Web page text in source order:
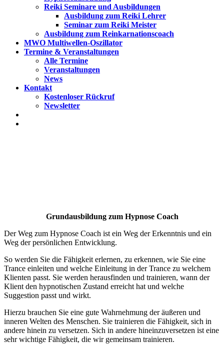
Reiki Seminare und Ausbildungen
Ausbildung zum Reiki Lehrer
Seminar zum Reiki Meister
Ausbildung zum Reinkarnationscoach
MWO Multiwellen-Oszillator
Termine & Veranstaltungen
Alle Termine
Veranstaltungen
News
Kontakt
Kostenloser Rückruf
Newsletter
Grundausbildung zum Hypnose Coach
Der Weg zum Hypnose Coach ist ein Weg der Erkenntnis und ein
Weg der persönlichen Entwicklung.
So werden Sie die Fähigkeit erlernen, zu erkennen, wie Sie eine
Trance einleiten und welche Einleitung in der Trance zu welchem
Klienten passt. Sie werden herausfinden und trainieren, wann der
Klient den hypnotischen Zustand erreicht hat und welche
Suggestion passt und wirkt.
Hierzu brauchen Sie eine gute Wahrnehmung der äußeren und
inneren Welten des Menschen. Sie trainieren die Fähigkeit, sich in
andere hinein zu versetzen. Sich in andere hineinzuversetzen ist eine
sehr wichtige Fähigkeit, die wir gemeinsam trainieren.